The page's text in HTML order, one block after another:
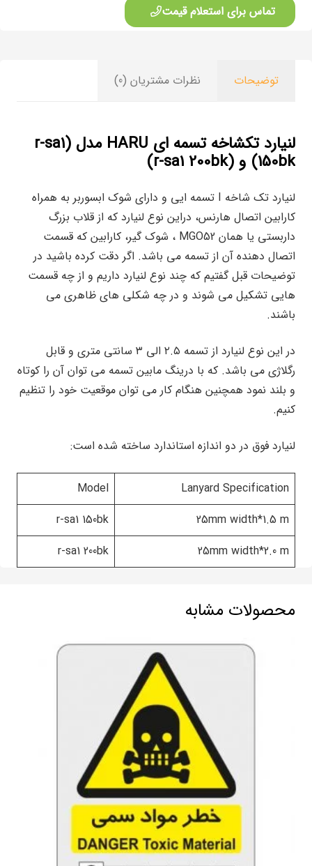
تماس برای استعلام قیمت
توضیحات نظرات مشتریان (0)
لنیارد تکشاخه تسمه ای HARU مدل (r-sa1
150bk) و (r-sa1 200bk)
لنیارد تک شاخه I تسمه ایی و دارای شوک ابسوربر به همراه
کارابین اتصال هارنس، دراین نوع لنیارد که از قلاب بزرگ
داربستی یا همان MGO52 ، شوک گیر، کارابین که قسمت
اتصال دهنده آن از تسمه می باشد. اگر دقت کرده باشید در
توضیحات قبل گفتیم که چند نوع لنیارد داریم و از چه قسمت
هایی تشکیل می شوند و در چه شکلی های ظاهری می
باشند.
در این نوع لنیارد از تسمه ۲.۵ الی ۳ سانتی متری و قابل
رگلاژی می باشد. که با درینگ مابین تسمه می توان آن را کوتاه
و بلند نمود همچنین هنگام کار می توان موقعیت خود را تنظیم
کنیم.
لنیارد فوق در دو اندازه استاندارد ساخته شده است:
Lanyard Specification
Model
25mm width*1.5 m
r-sa1 150bk
25mm width*2.0 m
r-sa1 200bk
محصولات مشابه